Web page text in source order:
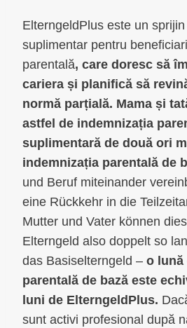
ElterngeldPlus este un
suplimentar pentru
parentală, care doresc să
cariera și planifică să
normă parțială. Mama și
astfel de indemnizația
suplimentară de două ori
indemnizația parentală de
und Beruf miteinander
eine Rückkehr in die
Mutter und Vater können
Elterngeld also doppelt so
das Basiselterngeld – o lună
parentală de bază este
luni de ElterngeldPlus.
sunt activi profesional după